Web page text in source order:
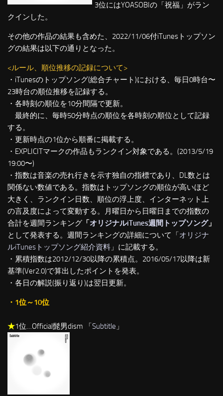
3位にはYOASOBIの「祝福」がラン
クインした。
その他の作品の結果も含めた、2022/11/06付iTunesトップソン
グの結果は以下の通りとなった。
<ルール、順位推移の記録について>
・iTunesのトップソング(総合チャート)における、毎日0時台〜
23時台の順位推移を記録する。
・各時刻の順位を10分間隔で更新。
最終的に、毎時50分時点の順位を各時刻の順位として記録
する。
・更新時点の1位から順番に掲載する。
・EXPLICITマークの作品もランクイン対象である。(2013/5/19
19:00〜)
・指数は音楽の売れ行きを示す独自の指標であり、DL数とは
関係ない数値である。指数はトップソングの順位が高いほど
大きく、ランクイン日数、順位の浮上度、インターネット上
の言及度によって変動する。月曜日から日曜日までの指数の
合計を週間ランキング 「オリジナルiTunes週間トップソング」
として発表する。週間ランキングの詳細について「オリジナ
ルiTunesトップソング紹介資料 」に記載する。
・累積指数は2012/12/30以降の累積点。2016/05/17以降は新
基準(Ver2.0)で算出したポイントを発表。
・各日の解説(振り返り)は翌日更新。
・1位～10位
★1位…Official髭男dism 「Subtitle 」